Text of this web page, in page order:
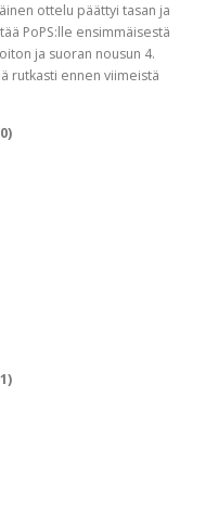
ottelu päättyi tasan ja
PoPS:lle ensimmäisestä
ja suoran nousun 4.
rutkasti ennen viimeistä